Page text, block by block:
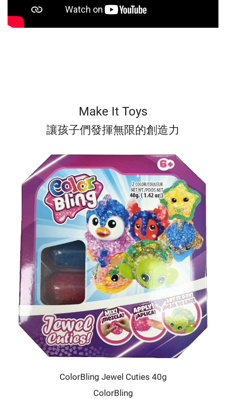
Make It Toys
讓孩子們發揮無限的創造力
ColorBling Jewel Cuties 40g
ColorBling